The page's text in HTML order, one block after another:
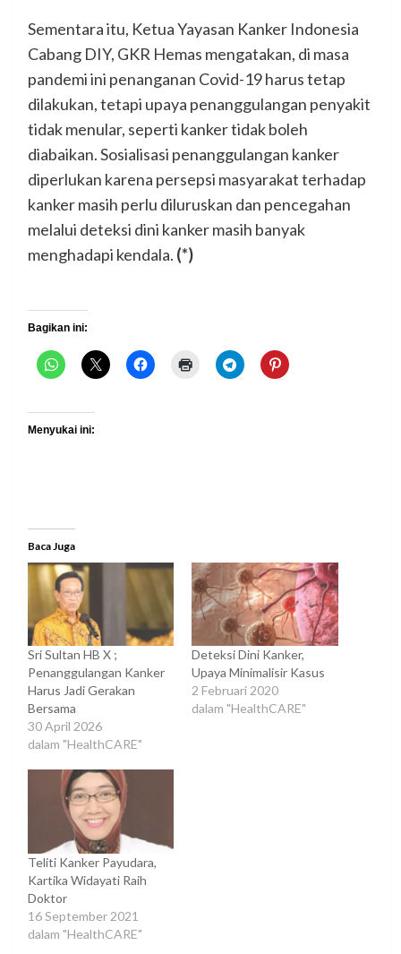
Sementara itu, Ketua Yayasan Kanker Indonesia
Cabang DIY, GKR Hemas mengatakan, di masa
pandemi ini penanganan Covid-19 harus tetap
dilakukan, tetapi upaya penanggulangan penyakit
tidak menular, seperti kanker tidak boleh
diabaikan. Sosialisasi penanggulangan kanker
diperlukan karena persepsi masyarakat terhadap
kanker masih perlu diluruskan dan pencegahan
melalui deteksi dini kanker masih banyak
menghadapi kendala. (*)
Bagikan ini:
Menyukai ini:
Baca Juga
Sri Sultan HB X ;
Penanggulangan Kanker
Harus Jadi Gerakan
Bersama
30 April 2026
dalam "HealthCARE"
Deteksi Dini Kanker,
Upaya Minimalisir Kasus
2 Februari 2020
dalam "HealthCARE"
Teliti Kanker Payudara,
Kartika Widayati Raih
Doktor
16 September 2021
dalam "HealthCARE"